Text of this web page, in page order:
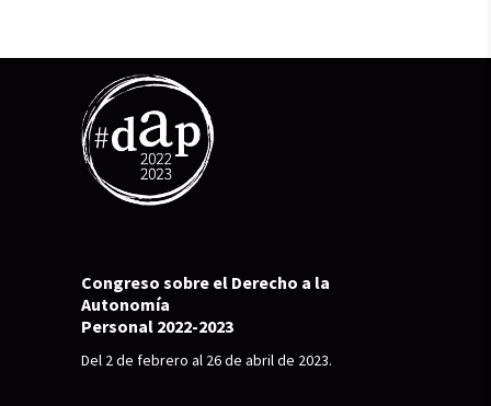
Congreso sobre el Derecho a la
Autonomía
Personal 2022-2023
Del 2 de febrero al 26 de abril de 2023.